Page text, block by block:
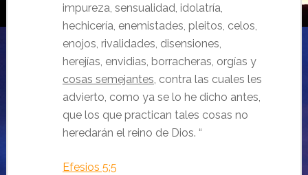
impureza, sensualidad, idolatría,
hechicería, enemistades, pleitos, celos,
enojos, rivalidades, disensiones,
herejías, envidias, borracheras, orgías y
cosas semejantes, contra las cuales les
advierto, como ya se lo he dicho antes,
que los que practican tales cosas no
heredarán el reino de Dios. “
Efesios 5:5